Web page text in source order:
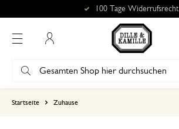
100 Tage Widerrufsrecht
Startseite Zuhause